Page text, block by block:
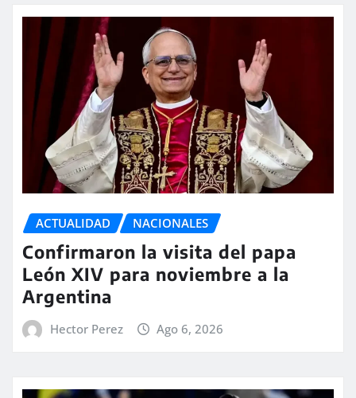
ACTUALIDAD NACIONALES
Confirmaron la visita del papa
León XIV para noviembre a la
Argentina
Hector Perez Ago 6, 2026